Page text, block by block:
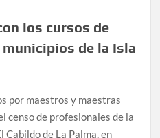
los cursos de
de la Isla
por maestros y maestras
censo de profesionales de la
de La Palma, en